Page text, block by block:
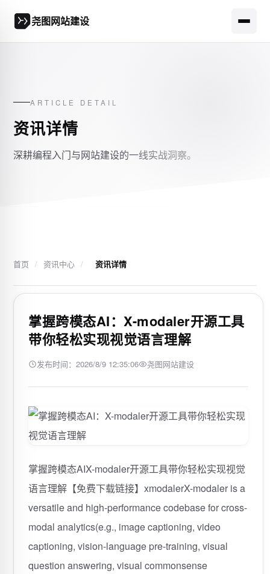
尧图网站建设
ARTICLE DETAIL
资讯详情
深耕编程入门与网站建设的一线实战洞察。
首页 / 资讯中心 / 资讯详情
掌握跨模态AI：X-modaler开源工具
带你轻松实现视觉语言理解
发布时间：2026/8/9 12:35:06 尧图网站建设
掌握跨模态AIX-modaler开源工具带你轻松实现视觉
语言理解【免费下载链接】xmodalerX-modaler is a
versatile and high-performance codebase for cross-
modal analytics(e.g., image captioning, video
captioning, vision-language pre-training, visual
question answering, visual commonsense